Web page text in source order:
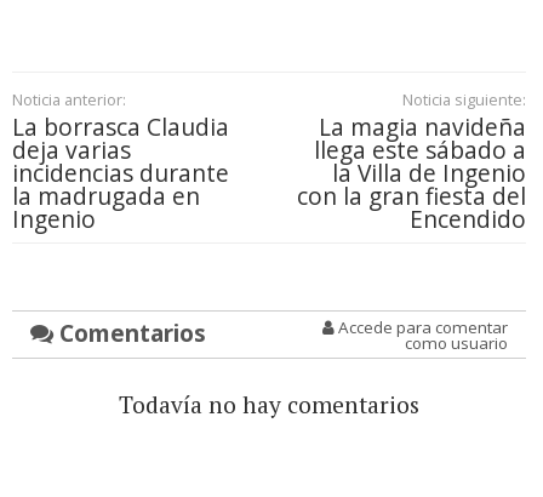
Noticia anterior:
La borrasca Claudia
deja varias
incidencias durante
la madrugada en
Ingenio
Noticia siguiente:
La magia navideña
llega este sábado a
la Villa de Ingenio
con la gran fiesta del
Encendido
Comentarios Accede para comentar
como usuario
Todavía no hay comentarios